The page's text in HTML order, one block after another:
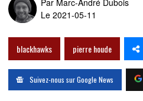
Le 2021-05-11
blackhawks pierre houde
Suivez-nous sur Google News